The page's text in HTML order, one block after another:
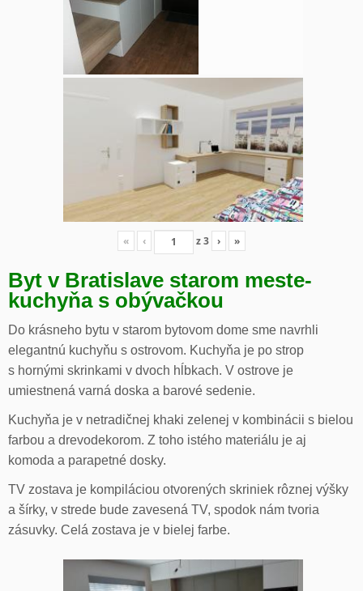
« ‹ z3 › »
Byt v Bratislave starom meste-
kuchyňa s obývačkou
Do krásneho bytu v starom bytovom dome sme navrhli
elegantnú kuchyňu s ostrovom. Kuchyňa je po strop
s hornými skrinkami v dvoch hĺbkach. V ostrove je
umiestnená varná doska a barové sedenie.
Kuchyňa je v netradičnej khaki zelenej v kombinácii s bielou
farbou a drevodekorom. Z toho istého materiálu je aj
komoda a parapetné dosky.
TV zostava je kompiláciou otvorených skriniek rôznej výšky
a šírky, v strede bude zavesená TV, spodok nám tvoria
zásuvky. Celá zostava je v bielej farbe.